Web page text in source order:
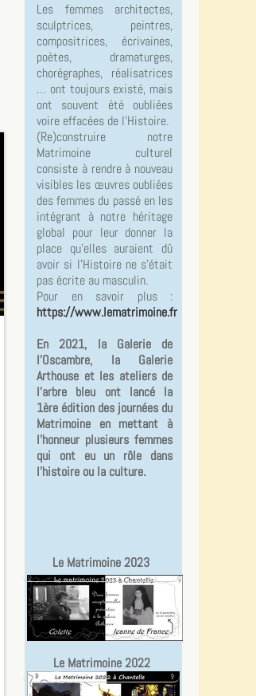
Les femmes architectes,
sculptrices, peintres,
compositrices, écrivaines,
poètes, dramaturges,
chorégraphes, réalisatrices
… ont toujours existé, mais
ont souvent été oubliées
voire effacées de l’Histoire.
(Re)construire notre
Matrimoine culturel
consiste à rendre à nouveau
visibles les œuvres oubliées
des femmes du passé en les
intégrant à notre héritage
global pour leur donner la
place qu’elles auraient dû
avoir si l’Histoire ne s’était
pas écrite au masculin.
Pour en savoir plus :
https://www.lematrimoine.fr
En 2021, la Galerie de
l'Oscambre, la Galerie
Arthouse et les ateliers de
l'arbre bleu ont lancé la
1ère édition des journées du
Matrimoine en mettant à
l'honneur plusieurs femmes
qui ont eu un rôle dans
l'histoire ou la culture.
Le Matrimoine 2023
Le Matrimoine 2022